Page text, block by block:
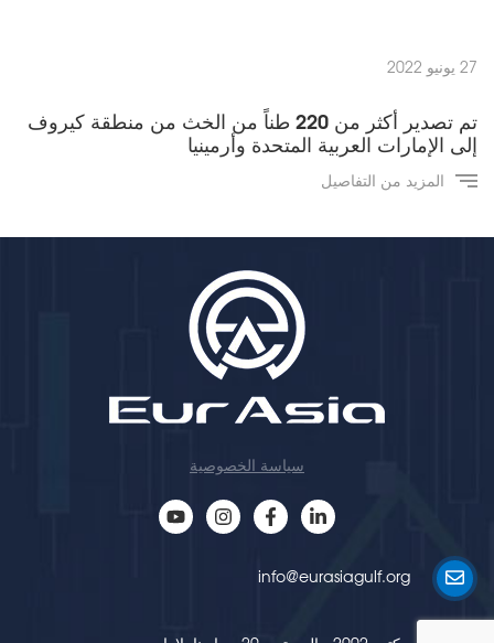
27 يونيو 2022
تم تصدير أكثر من 220 طناً من الخث من منطقة كيروف
إلى الإمارات العربية المتحدة وأرمينيا
المزيد من التفاصيل
سياسة الخصوصية
info@eurasiagulf.org